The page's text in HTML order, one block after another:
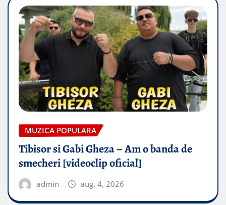
MUZICA POPULARA
Tibisor si Gabi Gheza – Am o banda de
smecheri [videoclip oficial]
admin aug. 4, 2026